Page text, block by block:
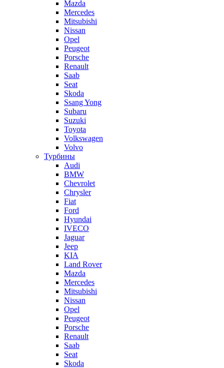
Mazda
Mercedes
Mitsubishi
Nissan
Opel
Peugeot
Porsche
Renault
Saab
Seat
Skoda
Ssang Yong
Subaru
Suzuki
Toyota
Volkswagen
Volvo
Турбины
Audi
BMW
Chevrolet
Chrysler
Fiat
Ford
Hyundai
IVECO
Jaguar
Jeep
KIA
Land Rover
Mazda
Mercedes
Mitsubishi
Nissan
Opel
Peugeot
Porsche
Renault
Saab
Seat
Skoda